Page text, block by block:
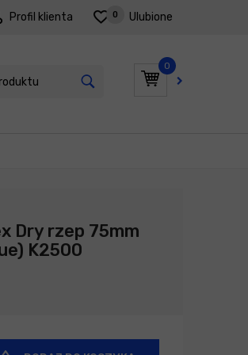
Profil klienta Ulubione
0
0
Dry rzep 75mm
K2500